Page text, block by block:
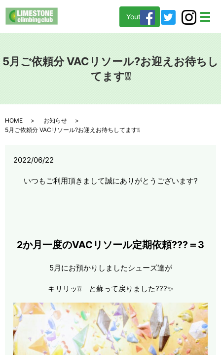
メ
Youtube
5月ご依頼分 VACリソール?お迎えお待ちし
てます❕❕
HOME
お知らせ
5月ご依頼分 VACリソール?お迎えお待ちしてます❕❕
2022/06/22
いつもご利用頂きまして誠にありがとうございます?
2か月一度のVACリソール定期依頼???＝3
5月にお預かりしましたシューズ達が
キリリッ❕❕ と蘇って戻りました???✨